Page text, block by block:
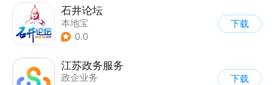
石井论坛
本地宝
0.0
下载
江苏政务服务
政企业务
下载